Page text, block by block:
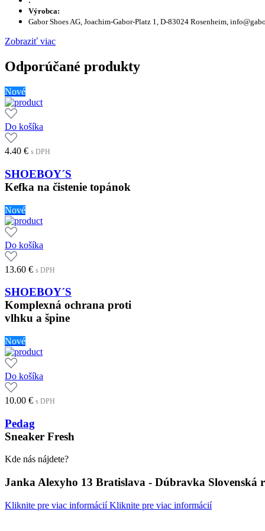
Výrobca:
Gabor Shoes AG, Joachim-Gabor-Platz 1, D-83024 Rosenheim,
Zobraziť viac
Odporúčané produkty
Nové
Do košíka
4.40 € s DPH
SHOEBOY´S
Kefka na čistenie topánok
Nové
Do košíka
13.60 € s DPH
SHOEBOY´S
Komplexná ochrana proti
vlhku a špine
Nové
Do košíka
10.00 € s DPH
Pedag
Sneaker Fresh
Kde nás nájdete?
Janka Alexyho 13 Bratislava - Dúbravka Slovenská
Kliknite pre viac informáciíKliknite pre viac informácií